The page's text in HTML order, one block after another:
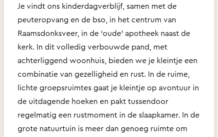
Je vindt ons kinderdagverblijf, samen met de
peuteropvang en de bso, in het centrum van
Raamsdonksveer, in de ‘oude’ apotheek naast de
kerk. In dit volledig verbouwde pand, met
achterliggend woonhuis, bieden we je kleintje een
combinatie van gezelligheid en rust. In de ruime,
lichte groepsruimtes gaat je kleintje op avontuur in
de uitdagende hoeken en pakt tussendoor
regelmatig een rustmoment in de slaapkamer. In de
grote natuurtuin is meer dan genoeg ruimte om